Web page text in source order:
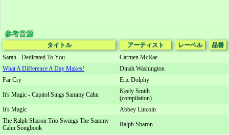
参考音源
タイトル アーティスト レーベル
品番
Sarah - Dedicated To You
Carmen McRae
What A Difference A Day Makes!
Dinah Washington
Far Cry
Eric Dolphy
It's Magic - Capitol Sings Sammy Cahn
Keely Smith
(compilation)
It's Magic
Abbey Lincoln
The Ralph Sharon Trio Swings The Sammy
Cahn Songbook
Ralph Sharon